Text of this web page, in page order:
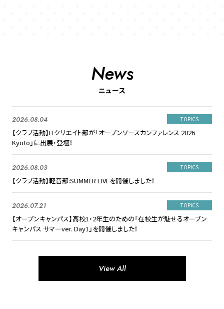
News
ニュース
2026.08.04 TOPICS
【クラブ活動】ITクリエイト部が「オープンソースカンファレンス 2026
Kyoto」に出展・登壇！
2026.08.03 TOPICS
【クラブ活動】軽音部:SUMMER LIVEを開催しました！
2026.07.21 TOPICS
【オープンキャンパス】高校1・2年生のための「在校生が魅せるオープン
キャンパス サマーver. Day1」を開催しました！
View All